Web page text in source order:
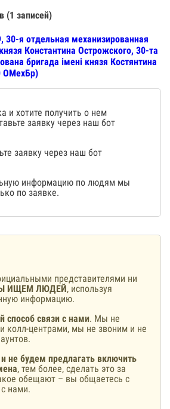
(1 записей)
я отдельная механизированная
Константина Острожского, 30-та
бригада імені князя Костянтина
ОМехБр)
и хотите получить о нем
заявку через наш бот
заявку через наш бот
информацию по людям мы
по заявке.
представителями ни
ИЩЕМ ЛЮДЕЙ, используя
информацию.
способ связи с нами. Мы не
колл-центрами, мы не звоним и не
не будем предлагать включить
, тем более, сделать это за
обещают – вы общаетесь с
нами.